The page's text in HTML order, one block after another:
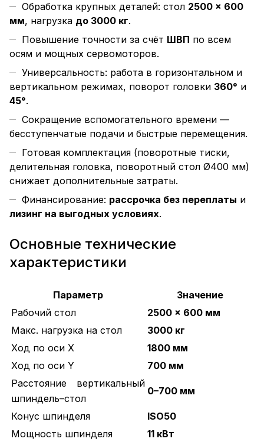
Обработка крупных деталей: стол 2500 × 600
мм, нагрузка до 3000 кг.
Повышение точности за счёт ШВП по всем
осям и мощных сервомоторов.
Универсальность: работа в горизонтальном и
вертикальном режимах, поворот головки 360° и
45°.
Сокращение вспомогательного времени —
бесступенчатые подачи и быстрые перемещения.
Готовая комплектация (поворотные тиски,
делительная головка, поворотный стол Ø400 мм)
снижает дополнительные затраты.
Финансирование: рассрочка без переплаты и
лизинг на выгодных условиях.
Основные технические
характеристики
Параметр
Значение
Рабочий стол
2500 × 600 мм
Макс. нагрузка на стол
3000 кг
Ход по оси X
1800 мм
Ход по оси Y
700 мм
Расстояние вертикальный
шпиндель–стол
0–700 мм
Конус шпинделя
ISO50
Мощность шпинделя
11 кВт